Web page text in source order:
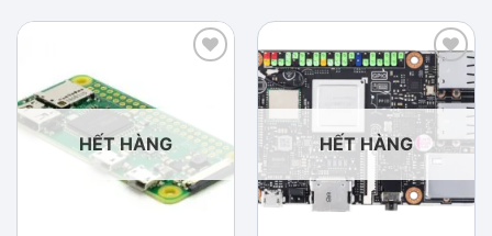
HẾT HÀNG
Add to
wishlist
HẾT HÀNG